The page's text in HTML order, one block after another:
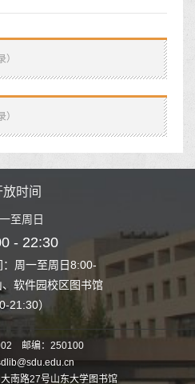
）
）
时间
至周日
- 22:30
：周一至周日8:00-
软件园校区图书馆
21:30）
人工服务时间
22:00（兴隆山
邮编：250100
南路27号山东大学图书馆